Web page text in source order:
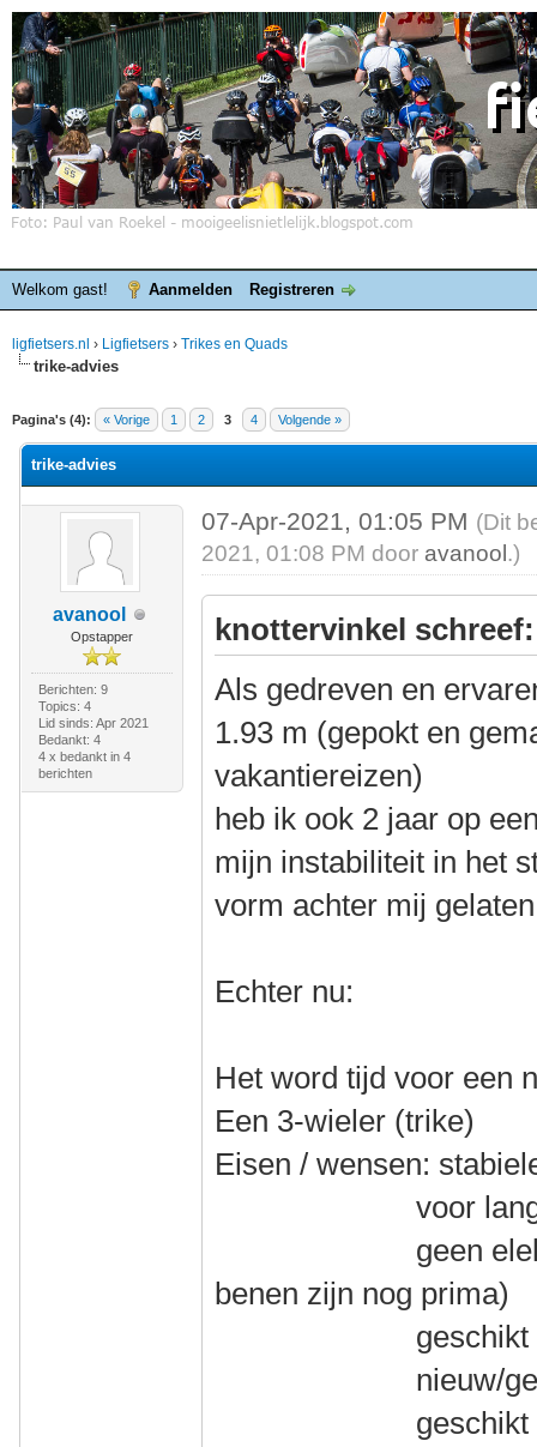
Welkom gast! Aanmelden Registreren
ligfietsers.nl › Ligfietsers › Trikes en Quads
trike-advies
Pagina's (4): « Vorige 1 2 3 4 Volgende »
waardering is 0
trike-advies
avanool
Opstapper
Berichten: 9
Topics: 4
Lid sinds: Apr 2021
Bedankt: 4
4 x bedankt in 4
berichten
07-Apr-2021, 01:05 PM (Dit
2021, 01:08 PM door avanool .)
knottervinkel schreef:
Als gedreven en
1.93 m (gepokt en
vakantiereizen)
heb ik ook 2 jaar op
mijn instabiliteit in het
vorm achter mij
Echter nu:
Het word tijd voor een
Een 3-wieler (trike)
Eisen / wensen:
voor lange
geen
benen zijn nog prima)
geschikt voor
nieuw/
geschikt voor